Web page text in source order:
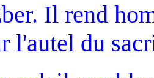
Il rend
l'autel du